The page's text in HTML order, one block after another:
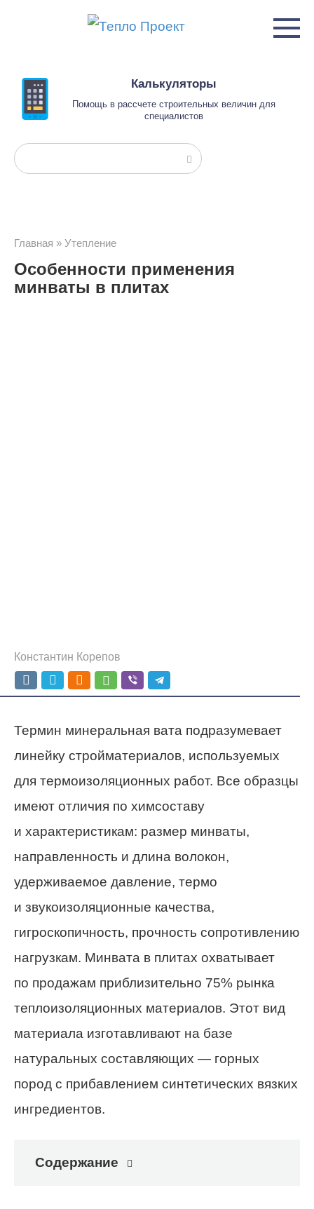
Калькуляторы
Помощь в рассчете строительных величин для
специалистов
Поиск:
Главная » Утепление
Особенности применения
минваты в плитах
Константин Корепов
Термин минеральная вата подразумевает
линейку стройматериалов, используемых
для термоизоляционных работ. Все образцы
имеют отличия по химсоставу
и характеристикам: размер минваты,
направленность и длина волокон,
удерживаемое давление, термо
и звукоизоляционные качества,
гигроскопичность, прочность сопротивлению
нагрузкам. Минвата в плитах охватывает
по продажам приблизительно 75% рынка
теплоизоляционных материалов. Этот вид
материала изготавливают на базе
натуральных составляющих — горных
пород с прибавлением синтетических вязких
ингредиентов.
Содержание